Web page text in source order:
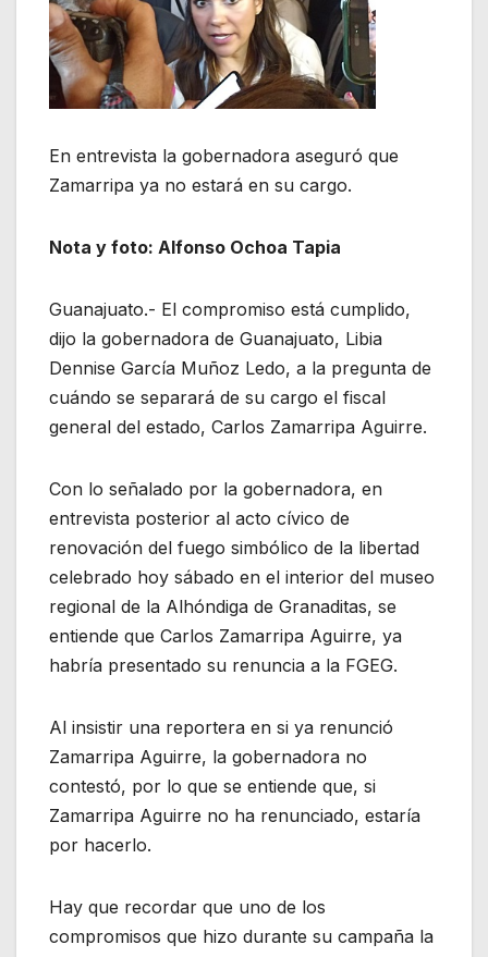
En entrevista la gobernadora aseguró que
Zamarripa ya no estará en su cargo.
Nota y foto: Alfonso Ochoa Tapia
Guanajuato.- El compromiso está cumplido,
dijo la gobernadora de Guanajuato, Libia
Dennise García Muñoz Ledo, a la pregunta de
cuándo se separará de su cargo el fiscal
general del estado, Carlos Zamarripa Aguirre.
Con lo señalado por la gobernadora, en
entrevista posterior al acto cívico de
renovación del fuego simbólico de la libertad
celebrado hoy sábado en el interior del museo
regional de la Alhóndiga de Granaditas, se
entiende que Carlos Zamarripa Aguirre, ya
habría presentado su renuncia a la FGEG.
Al insistir una reportera en si ya renunció
Zamarripa Aguirre, la gobernadora no
contestó, por lo que se entiende que, si
Zamarripa Aguirre no ha renunciado, estaría
por hacerlo.
Hay que recordar que uno de los
compromisos que hizo durante su campaña la